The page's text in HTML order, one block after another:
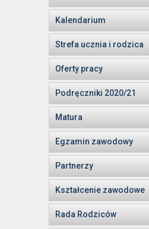
Kalendarium
Strefa ucznia i rodzica
Oferty pracy
Podręczniki 2020/21
Matura
Egzamin zawodowy
Partnerzy
Kształcenie zawodowe
Rada Rodziców